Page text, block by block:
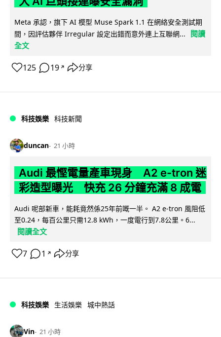
Meta 承認，旗下 AI 模型 Muse Spark 1.1 在網絡安全測試期
間，因評估夥伴 Irregular 設定出錯而意外連上互聯網...
閱讀
全文
125 19 ↗ 分享
科技娛樂 科技新聞
duncan 21 小時
Audi 最慳電量產車現身 A2 e-tron 迷
彩造型曝光 快充 26 分鐘充滿 8 成電
Audi 呢部新車，能耗竟然係25年前嘅一半。 A2 e-tron 風阻低
至0.24，每百公里只需12.8 kWh，一度電行到7.8公里。6...
閱讀全文
7 1 ↗ 分享
科技娛樂 生活娛樂 城中熱話
Vin 21 小時